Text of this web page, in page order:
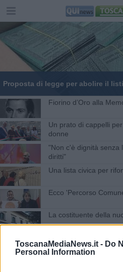
ToscanaMediaNews.it - Do
Personal Information
Proposta di legge per abolire il
Fiorino d’Oro alla
Un prato di cappelli
donne
"Non c'è dignità senza
diritti"
Una lista civica per
Ecco 'Percorso
La costituente della